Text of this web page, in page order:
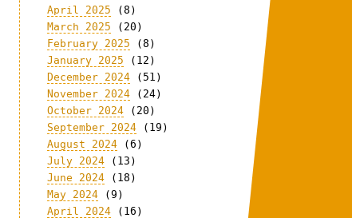
April 2025 (8)
March 2025 (20)
February 2025 (8)
January 2025 (12)
December 2024 (51)
November 2024 (24)
October 2024 (20)
September 2024 (19)
August 2024 (6)
July 2024 (13)
June 2024 (18)
May 2024 (9)
April 2024 (16)